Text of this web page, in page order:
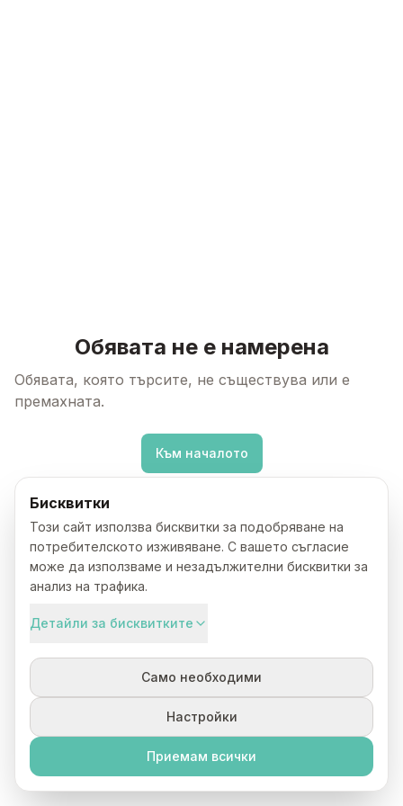
Обявата не е намерена
Обявата, която търсите, не съществува или е
премахната.
Към началото
Бисквитки
Този сайт използва бисквитки за подобряване на
потребителското изживяване. С вашето съгласие
може да използваме и незадължителни бисквитки за
анализ на трафика.
Детайли за бисквитките
Само необходими
Настройки
Приемам всички